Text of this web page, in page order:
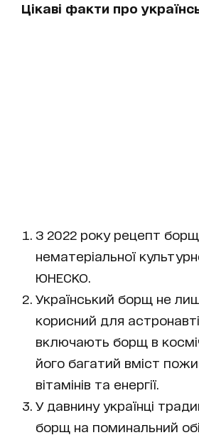
Цікаві факти про
З 2022 року рецепт
нематеріальної
ЮНЕСКО.
Український борщ не
корисний для
включають борщ в
його багатий вміст
вітамінів та енергії.
У давнину українці
борщ на поминальний